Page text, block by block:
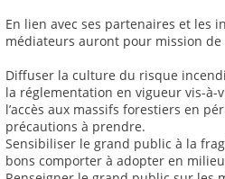
En lien avec ses partenaires et les
médiateurs auront pour mission de
Diffuser la culture du risque
la réglementation en vigueur vis-
l’accès aux massifs forestiers en
précautions à prendre.
Sensibiliser le grand public à la
bons comporter à adopter en